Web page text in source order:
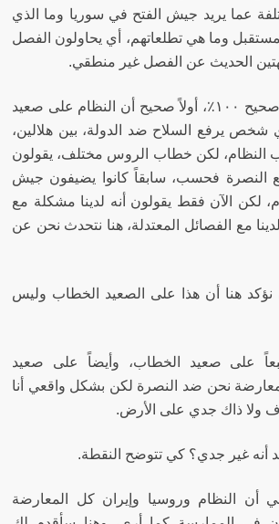
عما يريد جيش الفتح في سوريا وما الذي
وما هي تطلعاتهم، أي يحاولون الفصل
الحديث عن الفصل غير منطقي.
هذا صحيح ١٠٠٪، أولاً صحيح أن النظام على صعيد
شخص يرفع السلاح ضد الدولة، بين هلالين،
النظام، لكن خطاب الروس مختلف، يقولون
النصرة فحسب، سابقاً كانوا يضيفون جيش
لكن الآن فقط يقولون أنه لدينا مشكلة مع
مع الفصائل المعتدلة، هنا نتحدث نحن عن
هنا أن هذا على الصعيد الخطاب وليس
على صعيد الخطاب، وأيضاً على صعيد
نحن ضد النصرة لكن بشكل واقعي أنا
ولا ذاك جدي على الأرض.
أنه غير جدي؟ كي تتوضح النقطة.
أن النظام وروسيا وإيران كل المعارضة